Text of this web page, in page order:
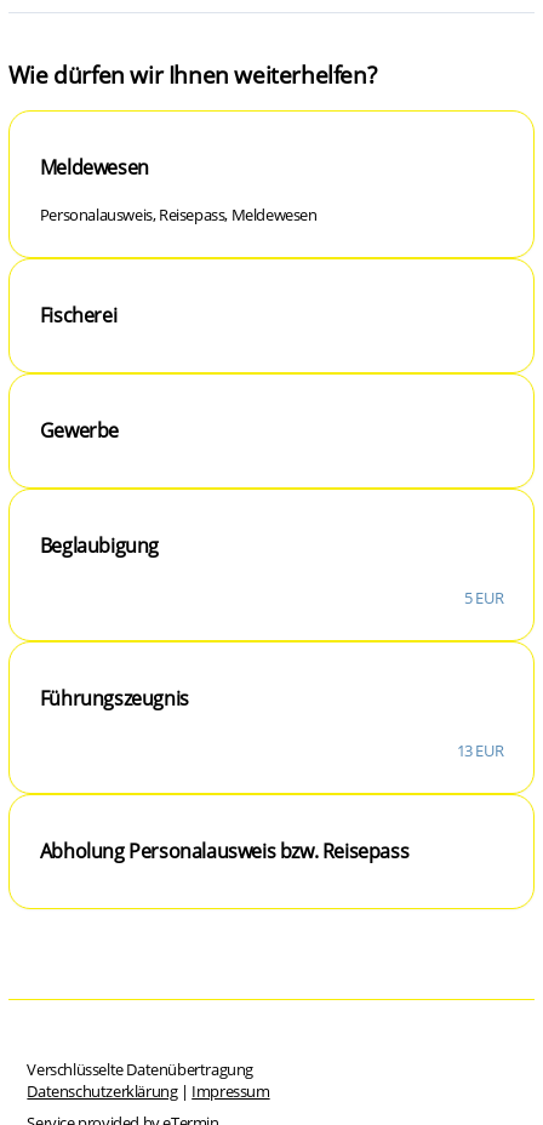
Wie dürfen wir Ihnen weiterhelfen?
Meldewesen
Personalausweis, Reisepass, Meldewesen
Fischerei
Gewerbe
Beglaubigung
5 EUR
Führungszeugnis
13 EUR
Abholung Personalausweis bzw. Reisepass
Verschlüsselte Datenübertragung
Datenschutzerklärung| Impressum